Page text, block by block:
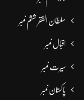
سلطان الفقر ششم نمبر
اقبال نمبر
سیرت نمبر
پاکستان نمبر